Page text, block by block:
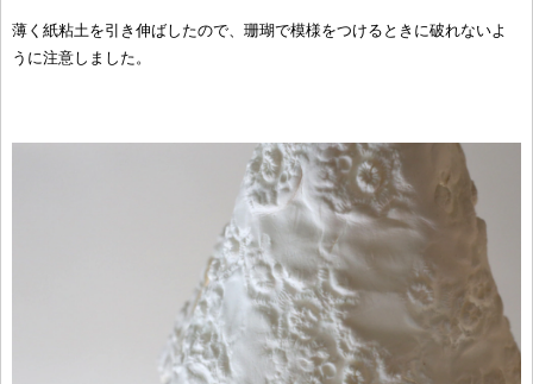
薄く紙粘土を引き伸ばしたので、珊瑚で模様をつけるときに破れないよ
うに注意しました。